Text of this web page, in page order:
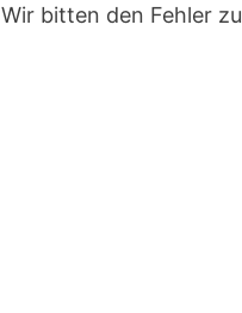
Wir bitten den Fehler